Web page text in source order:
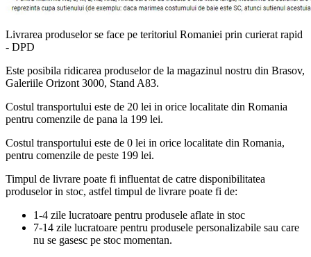
Livrarea produselor se face pe teritoriul Romaniei prin curierat rapid
- DPD
Este posibila ridicarea produselor de la magazinul nostru din Brasov,
Galeriile Orizont 3000, Stand A83.
Costul transportului este de 20 lei in orice localitate din Romania
pentru comenzile de pana la 199 lei.
Costul transportului este de 0 lei in orice localitate din Romania,
pentru comenzile de peste 199 lei.
Timpul de livrare poate fi influentat de catre disponibilitatea
produselor in stoc, astfel timpul de livrare poate fi de:
1-4 zile lucratoare pentru produsele aflate in stoc
7-14 zile lucratoare pentru produsele personalizabile sau care
nu se gasesc pe stoc momentan.